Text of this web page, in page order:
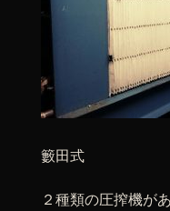
籔田式
２種類の圧搾機が